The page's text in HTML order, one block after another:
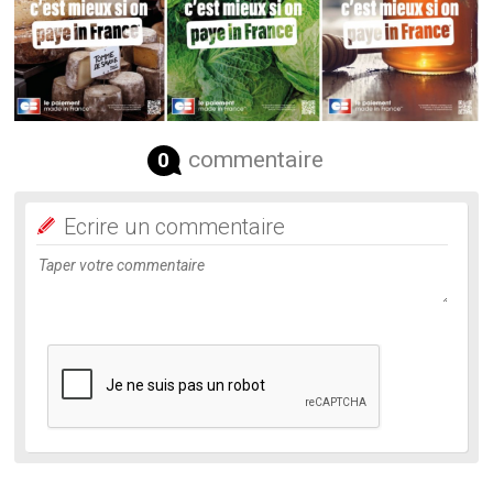
0 commentaire
Ecrire un commentaire